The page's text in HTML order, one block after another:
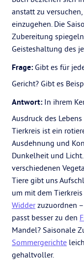
anstatt zu
einzugehen. Die
Zubereitung
Geisteshaltung des
Frage: Gibt es für
Gericht? Gibt es
Antwort: In ihrem
Ausdruck des
Tierkreis ist ein
Ausdehnung und
Dunkelheit und
verschiedenen
Tiere gibt uns
um mit dem
Widderzuzuordnen –
passt besser zu den
Mandel? Saisonale
Sommergerichte
gehaltvoller.